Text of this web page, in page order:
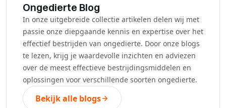
Ongedierte Blog
In onze uitgebreide collectie artikelen delen wij met
passie onze diepgaande kennis en expertise over het
effectief bestrijden van ongedierte. Door onze blogs
te lezen, krijg je waardevolle inzichten en adviezen
over de meest effectieve bestrijdingsmiddelen en
oplossingen voor verschillende soorten ongedierte.
Bekijk alle blogs